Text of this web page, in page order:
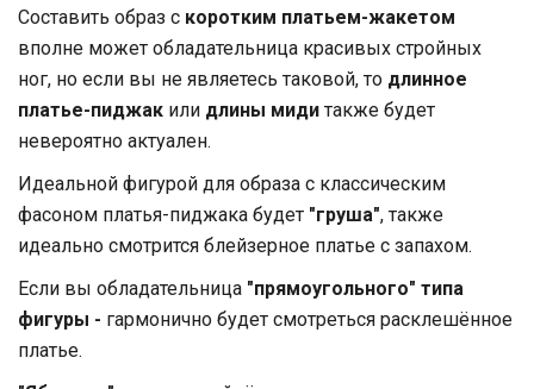
Составить образ с коротким платьем-жакетом
вполне может обладательница красивых стройных
ног, но если вы не являетесь таковой, то длинное
платье-пиджак или длины миди также будет
невероятно актуален.
Идеальной фигурой для образа с классическим
фасоном платья-пиджака будет "груша", также
идеально смотрится блейзерное платье с запахом.
Если вы обладательница "прямоугольного" типа
фигуры - гармонично будет смотреться расклешённое
платье.